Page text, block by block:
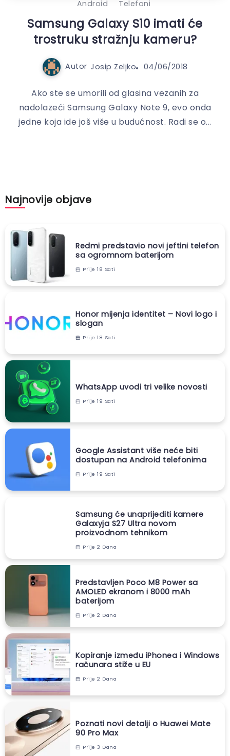
Android Telefoni
Samsung Galaxy S10 imati će
trostruku stražnju kameru?
Autor Josip Zeljko 04/06/2018
Ako ste se umorili od glasina vezanih za
nadolazeći Samsung Galaxy Note 9, evo onda
jedne koja ide još više u budućnost. Radi se o...
Najnovije objave
Redmi predstavio novi jeftini telefon
sa ogromnom baterijom
Prije 18 Sati
Honor mijenja identitet – Novi logo i
slogan
Prije 18 Sati
WhatsApp uvodi tri velike novosti
Prije 19 Sati
Google Assistant više neće biti
dostupan na Android telefonima
Prije 19 Sati
Samsung će unaprijediti kamere
Galaxyja S27 Ultra novom
proizvodnom tehnikom
Prije 2 Dana
Predstavljen Poco M8 Power sa
AMOLED ekranom i 8000 mAh
baterijom
Prije 2 Dana
Kopiranje između iPhonea i Windows
računara stiže u EU
Prije 2 Dana
Poznati novi detalji o Huawei Mate
90 Pro Max
Prije 3 Dana